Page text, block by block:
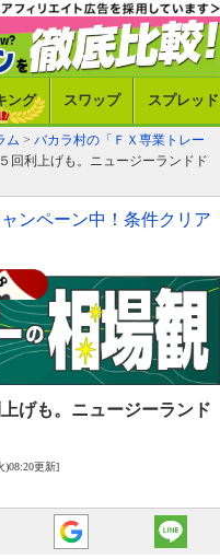
ング スワップ スプレッド
ム > バカラ村の「ＦＸ専業トレー
回利上げも。ニュージーランドド
ンペーン中！条件クリア
げも。 ニュージーランド
)08:20更新]